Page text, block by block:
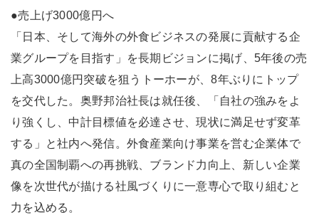
●売上げ3000億円へ
「日本、そして海外の外食ビジネスの発展に貢献する企
業グループを目指す」を長期ビジョンに掲げ、5年後の売
上高3000億円突破を狙うトーホーが、8年ぶりにトップ
を交代した。奥野邦治社長は就任後、「自社の強みをよ
り強くし、中計目標値を必達させ、現状に満足せず変革
する」と社内へ発信。外食産業向け事業を営む企業体で
真の全国制覇への再挑戦、ブランド力向上、新しい企業
像を次世代が描ける社風づくりに一意専心で取り組むと
力を込める。